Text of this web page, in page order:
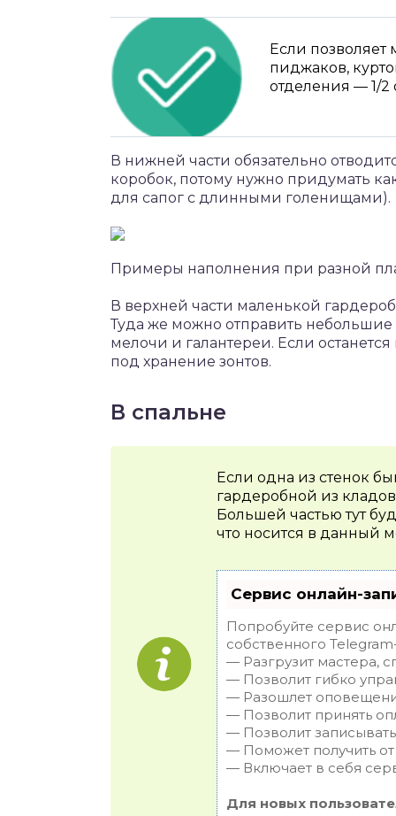
Если
пиджаков,
отделения — 1/2
В нижней части обязательно
коробок, потому нужно придумать
для сапог с длинными голенищами).
Примеры наполнения при разной
В верхней части маленькой
Туда же можно отправить
мелочи и галантереи. Если
под хранение зонтов.
В спальне
Если одна из стенок
гардеробной из
Большей частью тут
что носится в данный
Сервис онлайн-
Попробуйте сервис
собственного
— Разгрузит мастера,
— Позволит гибко
— Разошлет
— Позволит принять
— Позволит
— Поможет получить
— Включает в себя
Для новых